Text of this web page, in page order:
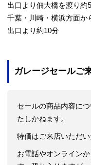
出口より佃大橋を渡り約
千葉・川崎・横浜方面か
出口より約10分
ガレージセールご
セールの商品内容に
たしかねます。
特価はご来店いただ
お電話やオンライン